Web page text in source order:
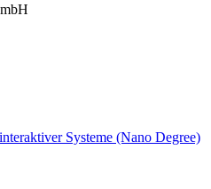
Systeme (Nano Degree)